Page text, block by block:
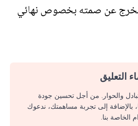
يخرج عن صمته بخصوص نهائي
التعليق
والحوار. من أجل تحسين جودة
بالإضافة إلى تجربة مساهمتك، ندعوك
الخاصة بنا.